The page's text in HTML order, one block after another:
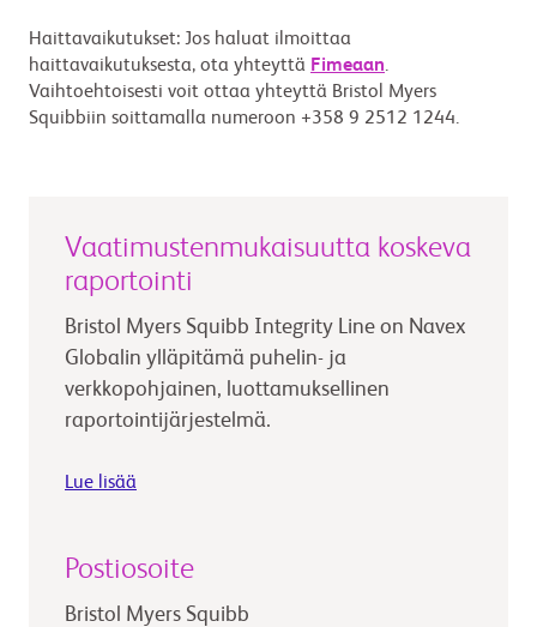
Haittavaikutukset: Jos haluat ilmoittaa
haittavaikutuksesta, ota yhteyttä Fimeaan.
Vaihtoehtoisesti voit ottaa yhteyttä Bristol Myers
Squibbiin soittamalla numeroon +358 9 2512 1244.
Vaatimustenmukaisuutta koskeva
raportointi
Bristol Myers Squibb Integrity Line on Navex
Globalin ylläpitämä puhelin- ja
verkkopohjainen, luottamuksellinen
raportointijärjestelmä.
Lue lisää
Postiosoite
Bristol Myers Squibb